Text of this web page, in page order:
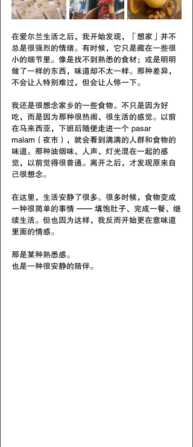
在爱尔兰生活之后，我开始发现，「想家」并不
总是很强烈的情绪。有时候，它只是藏在一些很
小的细节里。像是找不到熟悉的食材；或是明明
做了一样的东西，味道却不太一样。那种差异，
不会让人特别难过，但会让人停一下。
我还是很想念家乡的一些食物。不只是因为好
吃，而是因为那种很热闹、很生活的感觉。以前
在马来西亚，下班后随便走进一个 pasar
malam（夜市），就会看到满满的人群和食物的
味道。那种油烟味、人声、灯光混在一起的感
觉，以前觉得很普通。离开之后，才发现原来自
己很想念。
在这里，生活安静了很多。很多时候，食物变成
一种很简单的事情 —— 填饱肚子、完成一餐、继
续生活。但也因为这样，我反而开始更在意味道
里面的情感。
那是某种熟悉感。
也是一种很安静的陪伴。